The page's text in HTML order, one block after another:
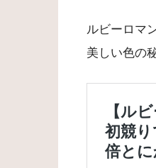
ルビーロマ
美しい色の